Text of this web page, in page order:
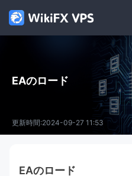
EAのロード
更新時間:2024-09-27 11:53
EAのロード